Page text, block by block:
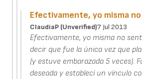
Efectivamente, yo misma no
ClaudiaP (unverified)7 Jul 2013
Efectivamente, yo misma no
decir que fue la única vez que
(y estuve embarazada 5 veces).
deseada y establecí un vínculo